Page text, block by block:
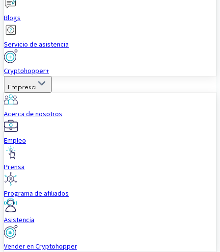
Blogs
Servicio de asistencia
Cryptohopper+
Empresa
Acerca de nosotros
Empleo
Prensa
Programa de afiliados
Asistencia
Vender en Cryptohopper